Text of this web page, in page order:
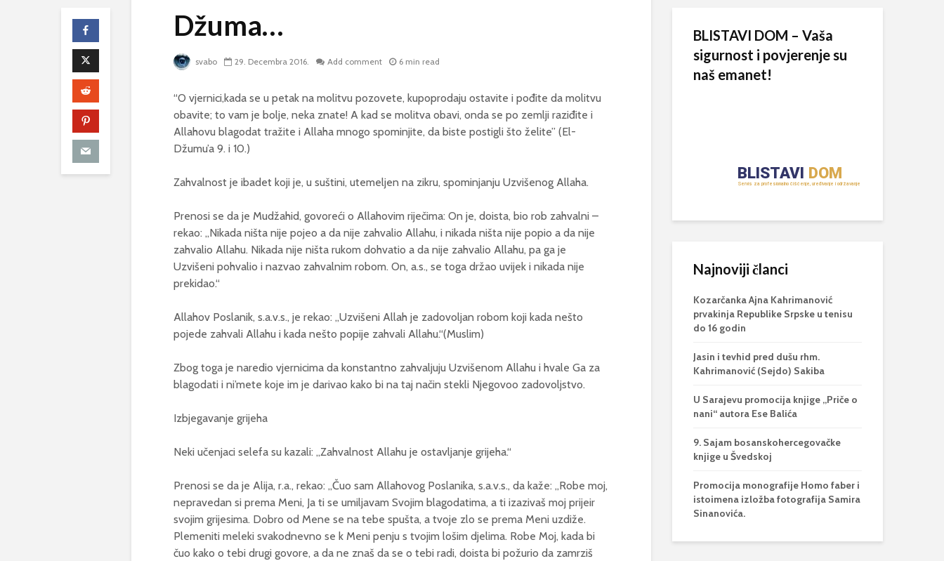
Džuma…
svabo 29. Decembra 2016. Add comment 6 min read
“O vjernici,kada se u petak na molitvu pozovete, kupoprodaju ostavite i pođite da molitvu
obavite; to vam je bolje, neka znate! A kad se molitva obavi, onda se po zemlji raziđite i
Allahovu blagodat tražite i Allaha mnogo spominjite, da biste postigli što želite” (El-
Džumu’a 9. i 10.)
Zahvalnost je ibadet koji je, u suštini, utemeljen na zikru, spominjanju Uzvišenog Allaha.
Prenosi se da je Mudžahid, govoreći o Allahovim riječima: On je, doista, bio rob zahvalni –
rekao: „Nikada ništa nije pojeo a da nije zahvalio Allahu, i nikada ništa nije popio a da nije
zahvalio Allahu. Nikada nije ništa rukom dohvatio a da nije zahvalio Allahu, pa ga je
Uzvišeni pohvalio i nazvao zahvalnim robom. On, a.s., se toga držao uvijek i nikada nije
prekidao.“
Allahov Poslanik, s.a.v.s., je rekao: „Uzvišeni Allah je zadovoljan robom koji kada nešto
pojede zahvali Allahu i kada nešto popije zahvali Allahu.“(Muslim)
Zbog toga je naredio vjernicima da konstantno zahvaljuju Uzvišenom Allahu i hvale Ga za
blagodati i ni’mete koje im je darivao kako bi na taj način stekli Njegovoo zadovoljstvo.
Izbjegavanje grijeha
Neki učenjaci selefa su kazali: „Zahvalnost Allahu je ostavljanje grijeha.“
Prenosi se da je Alija, r.a., rekao: „Čuo sam Allahovog Poslanika, s.a.v.s., da kaže: „Robe moj,
nepravedan si prema Meni, Ja ti se umiljavam Svojim blagodatima, a ti izazivaš moj prijeir
svojim grijesima. Dobro od Mene se na tebe spušta, a tvoje zlo se prema Meni uzdiže.
Plemeniti meleki svakodnevno se k Meni penju s tvojim lošim djelima. Robe Moj, kada bi
čuo kako o tebi drugi govore, a da ne znaš da se o tebi radi, doista bi požurio da zamrziš
BLISTAVI DOM – Vaša
sigurnost i povjerenje su
naš emanet!
Najnoviji članci
Kozarčanka Ajna Kahrimanović
prvakinja Republike Srpske u tenisu
do 16 godin
Jasin i tevhid pred dušu rhm.
Kahrimanović (Sejdo) Sakiba
U Sarajevu promocija knjige „Priče o
nani“ autora Ese Balića
9. Sajam bosanskohercegovačke
knjige u Švedskoj
Promocija monografije Homo faber i
istoimena izložba fotografija Samira
Sinanovića.